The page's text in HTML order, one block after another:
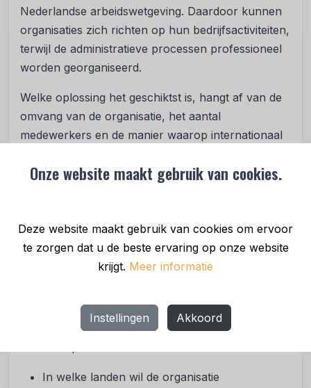
Onze website maakt gebruik van cookies.
Deze website maakt gebruik van cookies om ervoor
te zorgen dat u de beste ervaring op onze website
krijgt. Meer informatie
Instellingen Akkoord
Nederlandse arbeidswetgeving. Daardoor kunnen
organisaties zich richten op hun bedrijfsactiviteiten,
terwijl de administratieve processen professioneel
worden georganiseerd.
Welke oplossing het geschiktst is, hangt af van de
omvang van de organisatie, het aantal
medewerkers en de manier waarop internationaal
Denk verder dan alleen de werving
bij het vinden van een geschikte kandidaat.
Minstens zo belangrijk is wat er daarna gebeurt.
Een medewerker moet goed kunnen starten,
Daarom is het verstandig om vooraf stil te staan bij
In welke landen wil de organisatie